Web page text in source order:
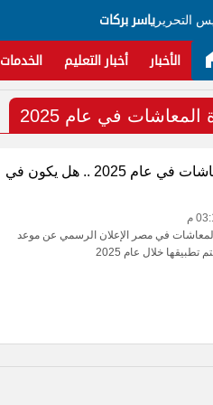
التحرير ياسر بركات
الأخبار أخبار التعليم الخدمات
في عام 2025
موعد تطبيق زيادة المعاشات في عام 2025 .. هل يكون في
في مصر الإعلان الرسمي عن موعد
خلال عام 2025